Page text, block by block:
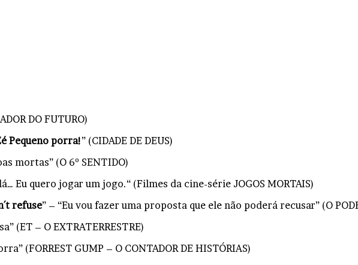
DO FUTURO)
Pequeno porra!” (CIDADE DE DEUS)
mortas” (O 6º SENTIDO)
Eu quero jogar um jogo.“ (Filmes da cine-série JOGOS MORTAIS)
refuse” – “Eu vou fazer uma proposta que ele não poderá recusar” (O
(ET – O EXTRATERRESTRE)
(FORREST GUMP – O CONTADOR DE HISTÓRIAS)